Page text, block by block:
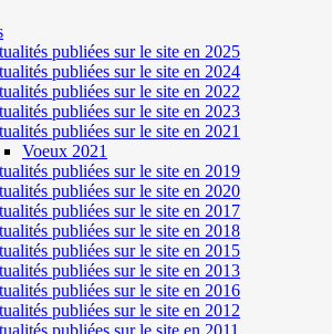
publiées sur le site en 2025
publiées sur le site en 2024
publiées sur le site en 2022
publiées sur le site en 2023
publiées sur le site en 2021
Voeux 2021
publiées sur le site en 2019
publiées sur le site en 2020
publiées sur le site en 2017
publiées sur le site en 2018
publiées sur le site en 2015
publiées sur le site en 2013
publiées sur le site en 2016
publiées sur le site en 2012
publiées sur le site en 2011